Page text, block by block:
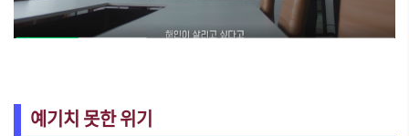
예기치 못한 위기